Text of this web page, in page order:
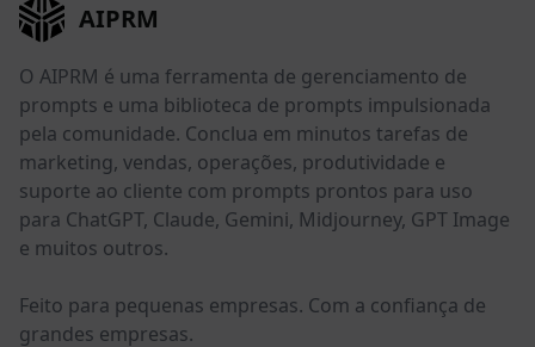
AIPRM
O AIPRM é uma ferramenta de gerenciamento de
prompts e uma biblioteca de prompts impulsionada
pela comunidade. Conclua em minutos tarefas de
marketing, vendas, operações, produtividade e
suporte ao cliente com prompts prontos para uso
para ChatGPT, Claude, Gemini, Midjourney, GPT Image
e muitos outros.
Feito para pequenas empresas. Com a confiança de
grandes empresas.